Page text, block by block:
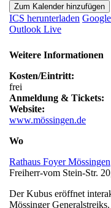
Zum Kalender hinzufügen
ICS herunterladen
Outlook Live
Weitere Informationen
Kosten/Eintritt:
frei
Anmeldung & Tickets:
Website:
www.mössingen.de
Wo
Rathaus Foyer Mössingen
Freiherr-vom Stein-Str.
Der Kubus eröffnet
Mössinger Generalstreiks.